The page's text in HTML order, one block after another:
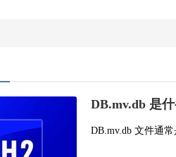
DB.mv.db 是
DB.mv.db 文件通